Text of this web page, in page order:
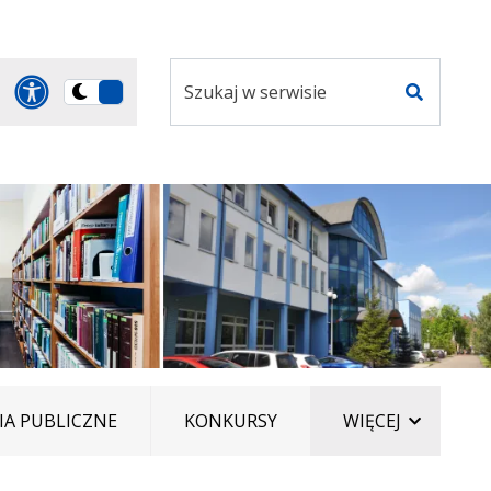
Panel dostosowania
Przełącz
serwisie
PUBLICZNE KONKURSY WIĘCEJ